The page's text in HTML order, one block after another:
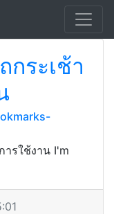
ระเช้า
ารใช้งาน I'm